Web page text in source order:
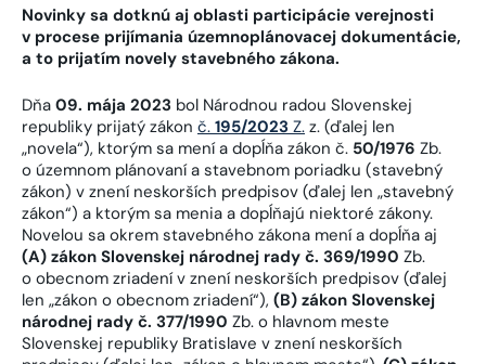
Novinky sa dotknú aj oblasti participácie verejnosti
v procese prijímania územnoplánovacej dokumentácie,
a to prijatím novely stavebného zákona.
Dňa 09. mája 2023 bol Národnou radou Slovenskej
republiky prijatý zákon č. 195/2023 Z. z. (ďalej len
„novela“), ktorým sa mení a dopĺňa zákon č. 50/1976 Zb.
o územnom plánovaní a stavebnom poriadku (stavebný
zákon) v znení neskorších predpisov (ďalej len „stavebný
zákon“) a ktorým sa menia a dopĺňajú niektoré zákony.
Novelou sa okrem stavebného zákona mení a dopĺňa aj
(A) zákon Slovenskej národnej rady č. 369/1990 Zb.
o obecnom zriadení v znení neskorších predpisov (ďalej
len „zákon o obecnom zriadení“), (B) zákon Slovenskej
národnej rady č. 377/1990 Zb. o hlavnom meste
Slovenskej republiky Bratislave v znení neskorších